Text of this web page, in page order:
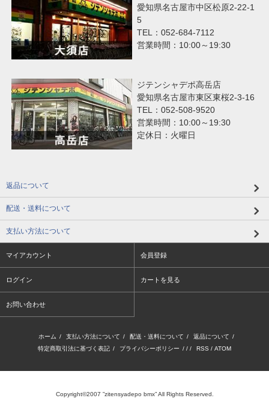
愛知県名古屋市中区松原2-22-1
5
TEL：052-684-7112
営業時間：10:00～19:30
ジテンシャデポ高岳店
愛知県名古屋市東区東桜2-3-16
TEL：052-508-9520
営業時間：10:00～19:30
定休日：火曜日
返品について
配送・送料について
支払い方法について
マイアカウント 会員登録
ログイン カートを見る
お問い合わせ
ホーム / 支払い方法について / 配送・送料について / 返品について /
特定商取引法に基づく表記 / プライバシーポリシー / / / RSS / ATOM
Copyright©2007 ”zitensyadepo bmx” All Rights Reserved.